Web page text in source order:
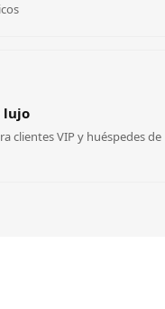
lujo
clientes VIP y huéspedes de